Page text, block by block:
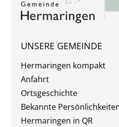
UNSERE GEMEINDE
Hermaringen kompakt
Anfahrt
Ortsgeschichte
Bekannte
Hermaringen in QR